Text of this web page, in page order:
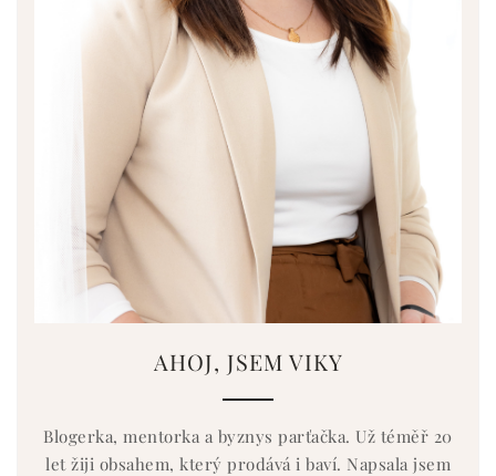
AHOJ, JSEM VIKY
Blogerka, mentorka a byznys parťačka. Už téměř 20
let žiji obsahem, který prodává i baví. Napsala jsem